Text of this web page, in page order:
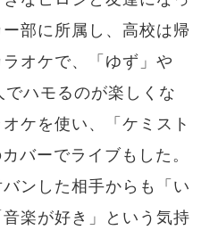
部に所属し、高校は帰
オケで、「ゆず」や
でハモるのが楽しくな
ケを使い、「ケミスト
バーでライブもした。
ンした相手からも「い
楽が好き」という気持